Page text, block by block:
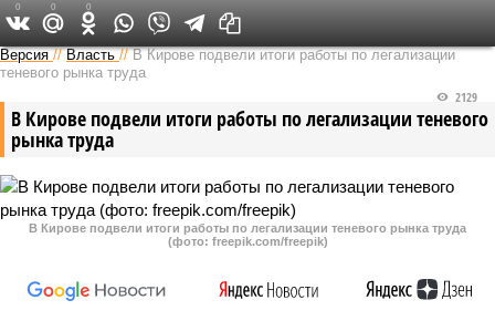
Версия в Кирове
Версия //Власть //В Кирове подвели итоги работы по легализации
теневого рынка труда
В Кирове подвели итоги работы по легализации теневого
рынка труда
2129
В Кирове подвели итоги работы по легализации теневого рынка труда
(фото: freepik.com/freepik)
0 0 0